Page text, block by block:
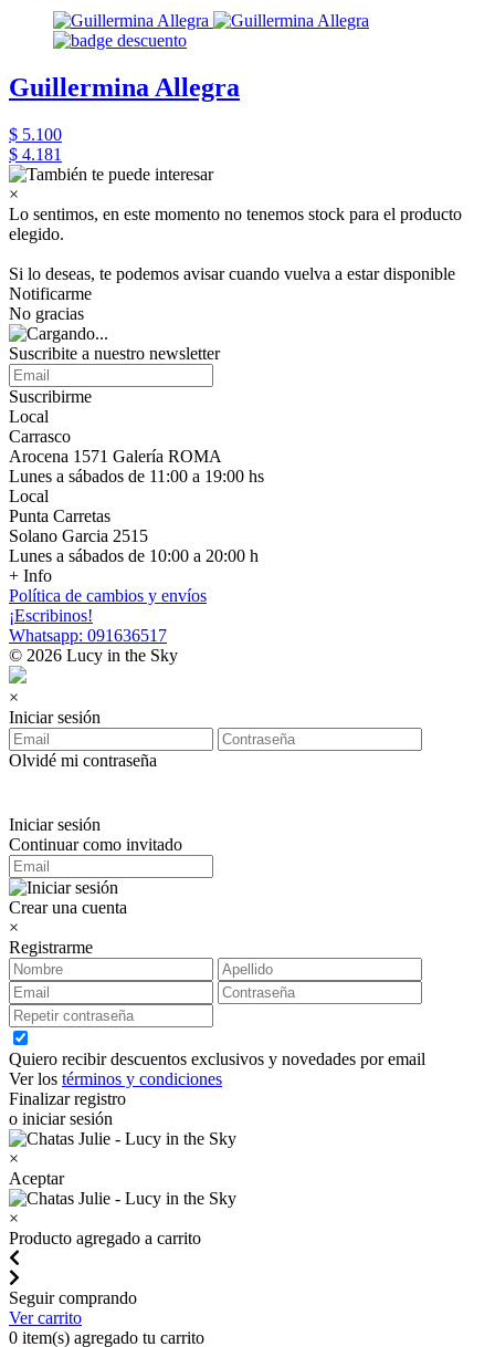
Guillermina Allegra
$ 5.100
$ 4.181
×
Lo sentimos, en este momento no tenemos stock para el producto
elegido.
Si lo deseas, te podemos avisar cuando vuelva a estar disponible
Notificarme
No gracias
Suscribite a nuestro newsletter
Suscribirme
Local
Carrasco
Arocena 1571 Galería ROMA
Lunes a sábados de 11:00 a 19:00 hs
Local
Punta Carretas
Solano Garcia 2515
Lunes a sábados de 10:00 a 20:00 h
+ Info
Política de cambios y envíos
¡Escribinos!
Whatsapp: 091636517
© 2026 Lucy in the Sky
×
Iniciar sesión
Olvidé mi contraseña
Iniciar sesión
Continuar como invitado
Crear una cuenta
×
Registrarme
Quiero recibir descuentos exclusivos y novedades por email
Ver los términos y condiciones
Finalizar registro
o iniciar sesión
×
Aceptar
×
Producto agregado a carrito
Seguir comprando
Ver carrito
0 item(s) agregado tu carrito